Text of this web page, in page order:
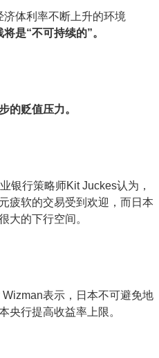
体利率不断上升的环境
是“不可持续的”。
的贬值压力。
银行策略师Kit Juckes认为，
疲软的交易受到欢迎，而日本
大的下行空间。
表示，日本不可避免地
央行提高收益率上限。